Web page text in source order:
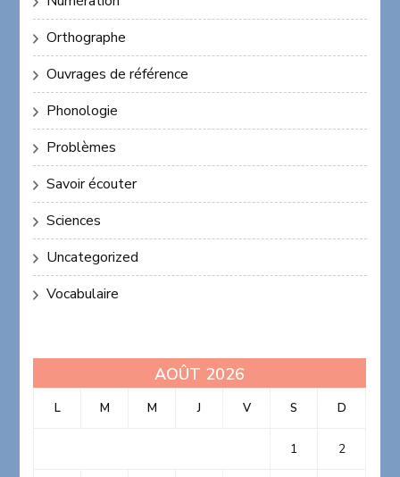
Orthographe
Ouvrages de référence
Phonologie
Problèmes
Savoir écouter
Sciences
Uncategorized
Vocabulaire
AOÛT 2026
L M M J V S D
1 2